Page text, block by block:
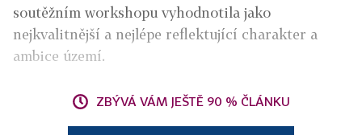
soutěžním workshopu vyhodnotila jako
nejkvalitnější a nejlépe reflektující charakter a
ambice území.
ZBÝVÁ VÁM JEŠTĚ 90 % ČLÁNKU